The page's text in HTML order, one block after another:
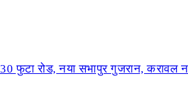
रोड, नया सभापुर गुजरान, करावल